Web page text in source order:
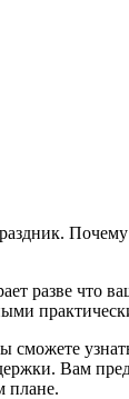
разве что
сможете
Вам
плане.